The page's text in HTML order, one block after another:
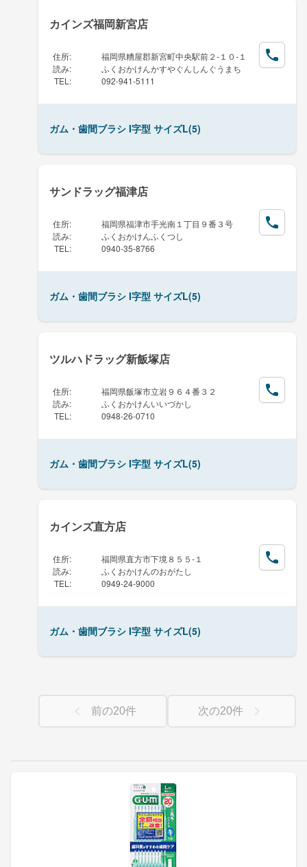
カインズ福岡新宮店
住所:
福岡県糟屋郡新宮町中央駅前２-１０-１
読み:
ふくおかけんかすやぐんしんぐうまち
TEL : 092-941-5111
ガム・歯間ブラシ I字型 サイズL(5)
サンドラッグ福津店
住所:
福岡県福津市手光南１丁目９番３号
読み:
ふくおかけんふくつし
TEL : 0940-35-8766
ガム・歯間ブラシ I字型 サイズL(5)
ツルハドラッグ新飯塚店
住所:
福岡県飯塚市立岩９６４番３２
読み:
ふくおかけんいいづかし
TEL : 0948-26-0710
ガム・歯間ブラシ I字型 サイズL(5)
カインズ直方店
住所:
福岡県直方市下境８５５-１
読み:
ふくおかけんのおがたし
TEL : 0949-24-9000
ガム・歯間ブラシ I字型 サイズL(5)
前の20件 次の20件